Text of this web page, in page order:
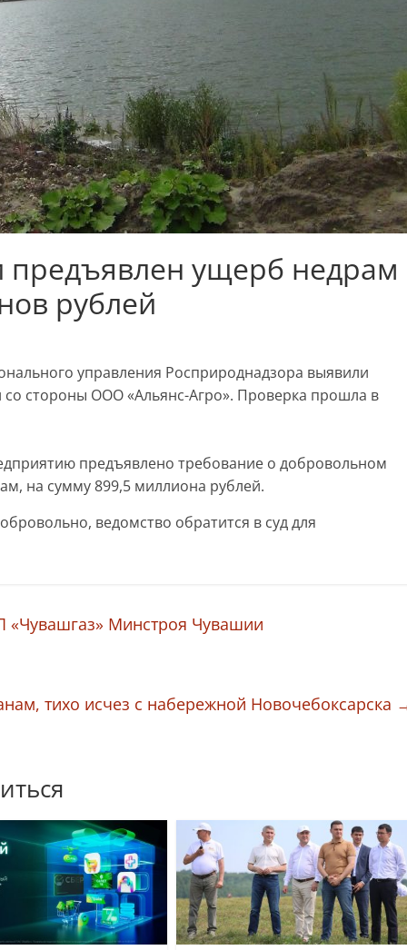
ущерб недрам
рублей
управления Росприроднадзора выявили
стороны ООО «Альянс-Агро». Проверка прошла в
предъявлено требование о добровольном
на сумму 899,5 миллиона рублей.
ведомство обратится в суд для
«Чувашгаз» Минстроя Чувашии
тихо исчез с набережной Новочебоксарска